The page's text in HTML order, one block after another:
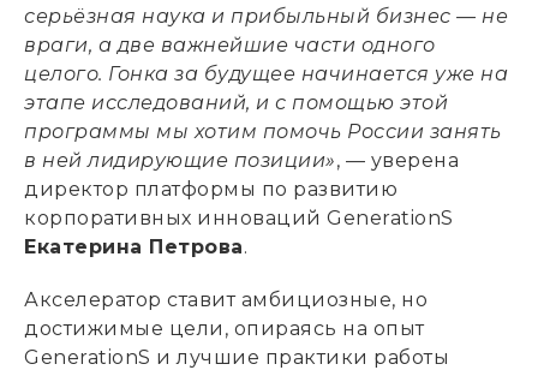
серьёзная наука и прибыльный бизнес — не
враги, а две важнейшие части одного
целого. Гонка за будущее начинается уже на
этапе исследований, и с помощью этой
программы мы хотим помочь России занять
в ней лидирующие позиции», — уверена
директор платформы по развитию
корпоративных инноваций GenerationS
Екатерина Петрова.
Акселератор ставит амбициозные, но
достижимые цели, опираясь на опыт
GenerationS и лучшие практики работы